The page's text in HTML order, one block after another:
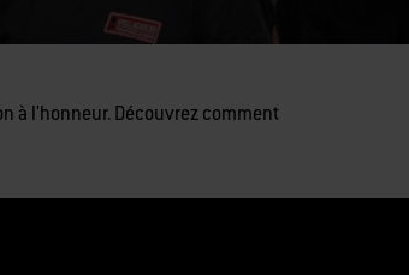
à l'honneur. Découvrez comment